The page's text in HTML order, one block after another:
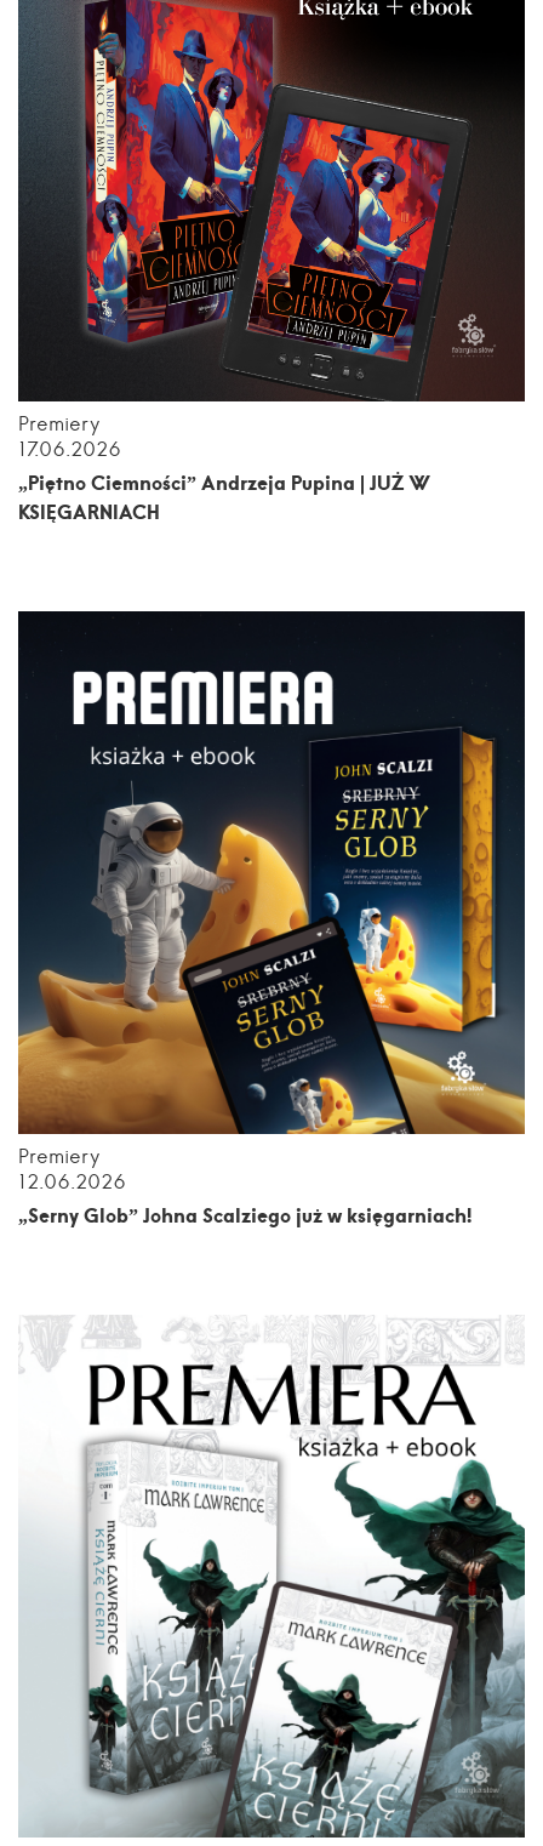
Premiery
17.06.2026
„Piętno Ciemności” Andrzeja Pupina | JUŻ W
KSIĘGARNIACH
Premiery
12.06.2026
„Serny Glob” Johna Scalziego już w księgarniach!